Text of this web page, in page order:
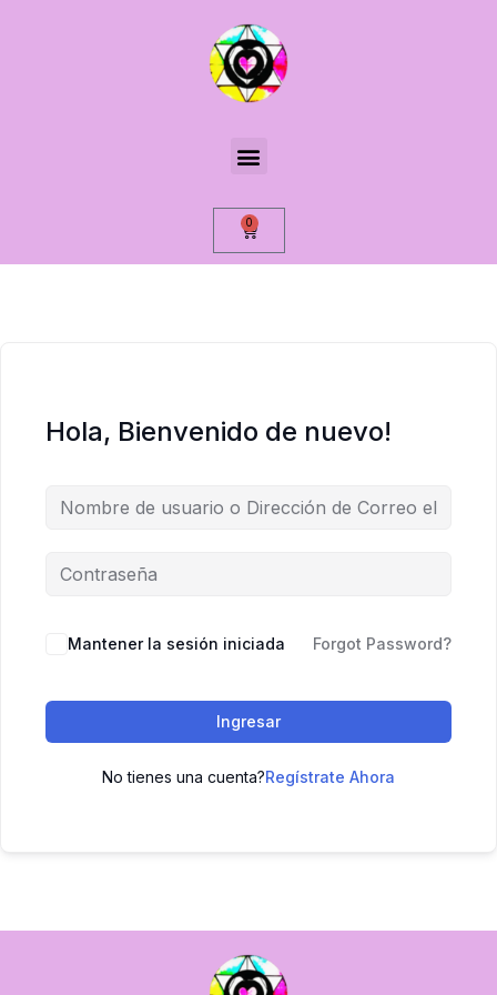
0
Hola, Bienvenido de nuevo!
Mantener la sesión iniciada Forgot Password?
Ingresar
No tienes una cuenta?Regístrate Ahora